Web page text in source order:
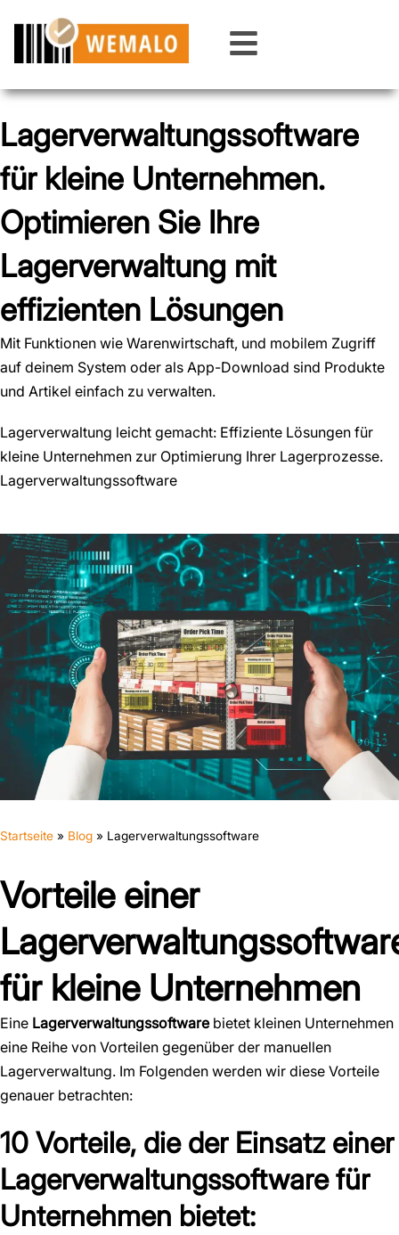
springen
Lagerverwaltungssoftware
für kleine Unternehmen.
Optimieren Sie Ihre
Lagerverwaltung mit
effizienten Lösungen
Mit Funktionen wie Warenwirtschaft, und mobilem Zugriff
auf deinem System oder als App-Download sind Produkte
und Artikel einfach zu verwalten.
Lagerverwaltung leicht gemacht: Effiziente Lösungen für
kleine Unternehmen zur Optimierung Ihrer Lagerprozesse.
Lagerverwaltungssoftware
Startseite » Blog » Lagerverwaltungssoftware
Vorteile einer
für kleine Unternehmen
Eine Lagerverwaltungssoftware bietet kleinen Unternehmen
eine Reihe von Vorteilen gegenüber der manuellen
Lagerverwaltung. Im Folgenden werden wir diese Vorteile
genauer betrachten:
10 Vorteile, die der Einsatz einer
Lagerverwaltungssoftware für
Unternehmen bietet: